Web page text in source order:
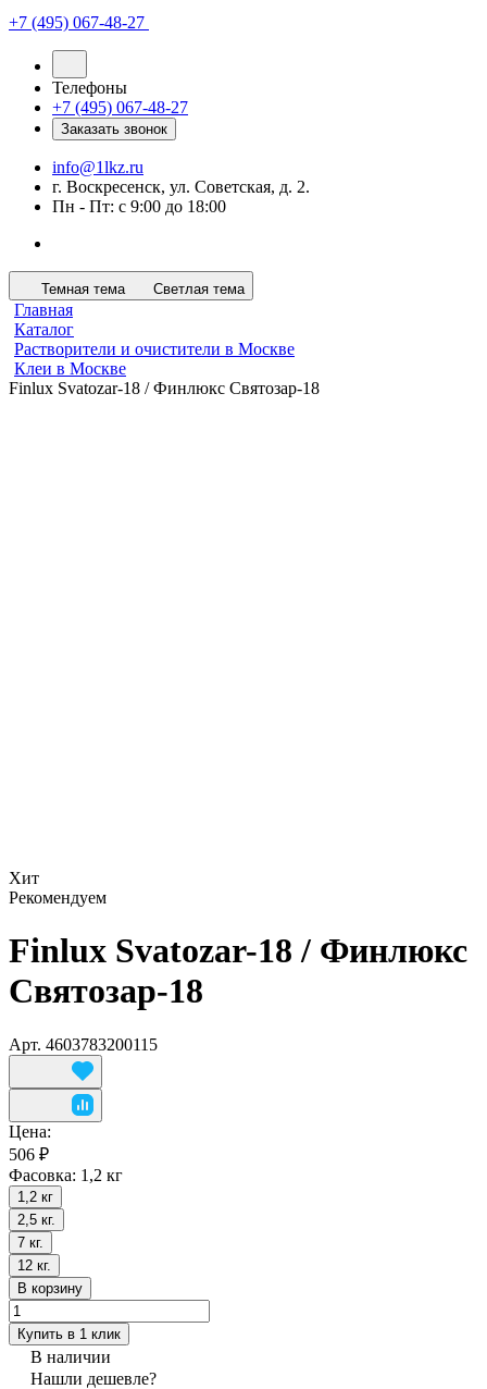
+7 (495) 067-48-27
Телефоны
+7 (495) 067-48-27
Заказать звонок
info@1lkz.ru
г. Воскресенск, ул. Советская, д. 2.
Пн - Пт: с 9:00 до 18:00
Темная тема Светлая тема
Главная
Каталог
Растворители и очистители в Москве
Клеи в Москве
Finlux Svatozar-18 / Финлюкс Святозар-18
Хит
Рекомендуем
Finlux Svatozar-18 / Финлюкс
Святозар-18
Арт. 4603783200115
Цена:
506 ₽
Фасовка: 1,2 кг
1,2 кг
2,5 кг.
7 кг.
12 кг.
В корзину
Купить в 1 клик
В наличии
Нашли дешевле?